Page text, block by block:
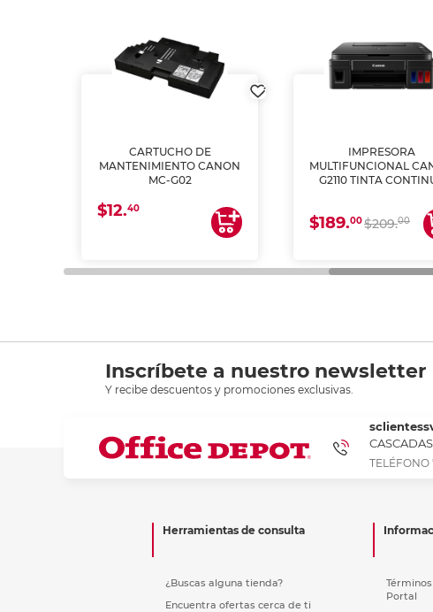
CARTUCHO DE
MANTENIMIENTO CANON
MC-G02
$12.40
IMPRESORA
MULTIFUNCIONAL
G2110 TINTA
$189.00$209.00
Inscríbete a nuestro newsletter
Y recibe descuentos y promociones exclusivas.
TELÉFONO
Herramientas de consulta
¿Buscas alguna tienda?
Encuentra ofertas cerca de ti
Portal